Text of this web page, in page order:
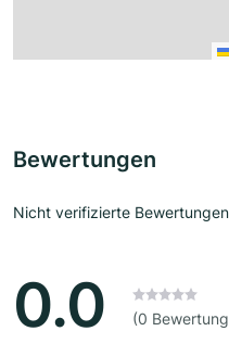
Bewertungen
Nicht verifizierte Bewertungen
0.0 (0